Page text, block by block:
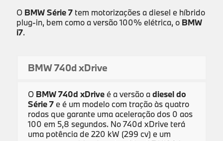
O BMW Série 7 tem motorizações a diesel e híbrido
plug-in, bem como a versão 100% elétrica, o BMW
i7.
BMW 740d xDrive
O BMW 740d xDriveé a versão adiesel do
Série 7 e é um modelo com tração às quatro
rodas que garante uma aceleração dos 0 aos
100 em 5,8 segundos. No 740d xDrive terá
uma potência de 220 kW (299 cv) e um